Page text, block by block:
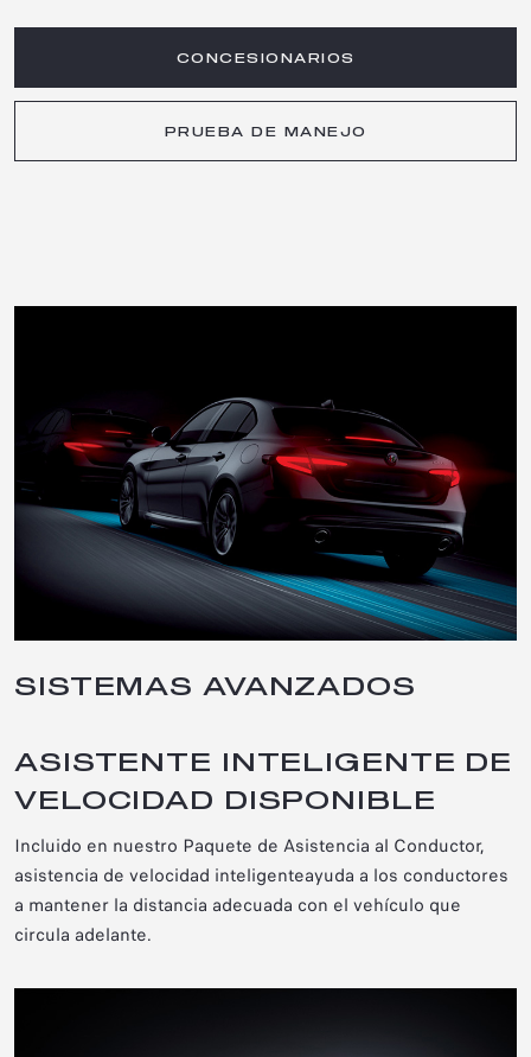
CONCESIONARIOS
PRUEBA DE MANEJO
SISTEMAS AVANZADOS
ASISTENTE INTELIGENTE DE
VELOCIDAD DISPONIBLE
Incluido en nuestro Paquete de Asistencia al Conductor,
asistencia de velocidad inteligenteayuda a los conductores
a mantener la distancia adecuada con el vehículo que
circula adelante.